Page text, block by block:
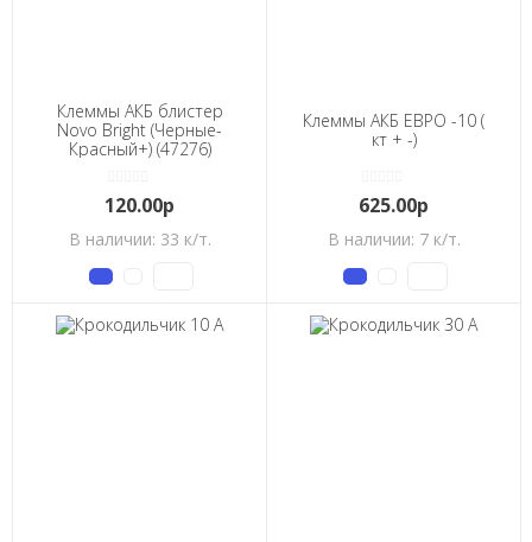
Клеммы АКБ блистер
Novo Bright (Черные-
Красный+) (47276)
120.00р
В наличии: 33 к/т.
Клеммы АКБ ЕВРО -10 (
кт + -)
625.00р
В наличии: 7 к/т.